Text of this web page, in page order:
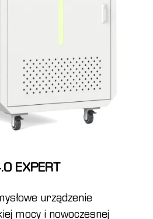
EXPERT
urządzenie
mocy i nowoczesnej